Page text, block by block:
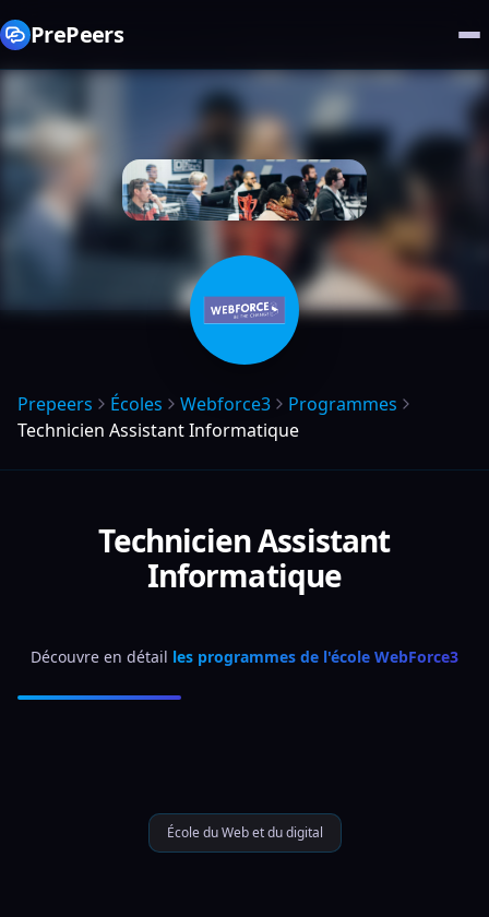
PrePeers
Prepeers Écoles Webforce3
Programmes
Technicien Assistant Informatique
Technicien Assistant
Informatique
Découvre en détail les programmes de l'école WebForce3
École du Web et du digital